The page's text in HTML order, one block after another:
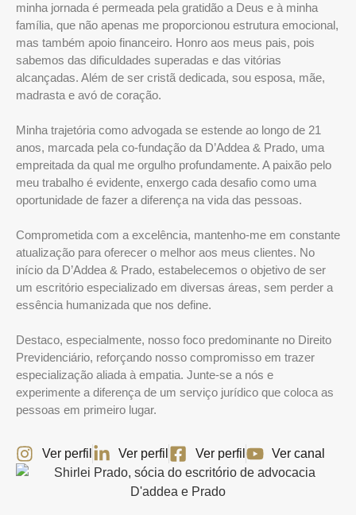
minha jornada é permeada pela gratidão a Deus e à minha
família, que não apenas me proporcionou estrutura emocional,
mas também apoio financeiro. Honro aos meus pais, pois
sabemos das dificuldades superadas e das vitórias
alcançadas. Além de ser cristã dedicada, sou esposa, mãe,
madrasta e avó de coração.
Minha trajetória como advogada se estende ao longo de 21
anos, marcada pela co-fundação da D’Addea & Prado, uma
empreitada da qual me orgulho profundamente. A paixão pelo
meu trabalho é evidente, enxergo cada desafio como uma
oportunidade de fazer a diferença na vida das pessoas.
Comprometida com a excelência, mantenho-me em constante
atualização para oferecer o melhor aos meus clientes. No
início da D’Addea & Prado, estabelecemos o objetivo de ser
um escritório especializado em diversas áreas, sem perder a
essência humanizada que nos define.
Destaco, especialmente, nosso foco predominante no Direito
Previdenciário, reforçando nosso compromisso em trazer
especialização aliada à empatia. Junte-se a nós e
experimente a diferença de um serviço jurídico que coloca as
pessoas em primeiro lugar.
Ver perfil Ver perfil Ver perfil Ver canal